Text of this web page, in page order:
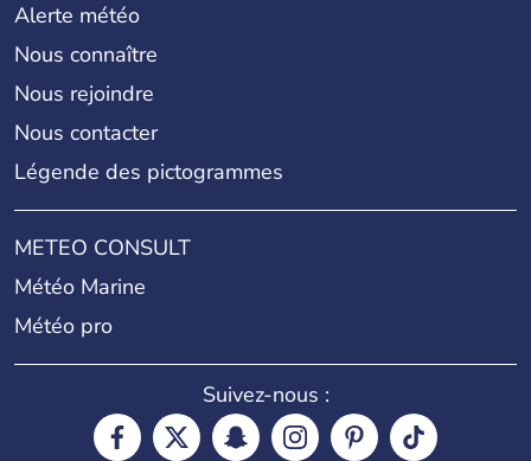
Alerte météo
Nous connaître
Nous rejoindre
Nous contacter
Légende des pictogrammes
METEO CONSULT
Météo Marine
Météo pro
Suivez-nous :